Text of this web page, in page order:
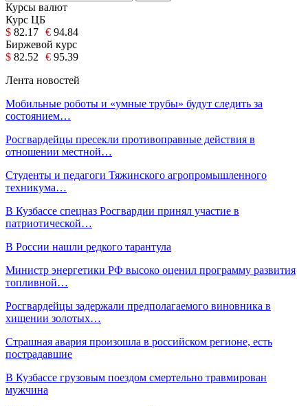
Курсы валют
Курс ЦБ
$ 82.17 € 94.84
Биржевой курс
$ 82.52 € 95.39
Лента новостей
Мобильные роботы и «умные трубы» будут следить за
состоянием…
Росгвардейцы пресекли противоправные действия в
отношении местной…
Студенты и педагоги Тяжинского агропромышленного
техникума…
В Кузбассе спецназ Росгвардии принял участие в
патриотической…
В России нашли редкого тарантула
Министр энергетики РФ высоко оценил программу развития
топливной…
Росгвардейцы задержали предполагаемого виновника в
хищении золотых…
Страшная авария произошла в российском регионе, есть
пострадавшие
В Кузбассе грузовым поездом смертельно травмирован
мужчина